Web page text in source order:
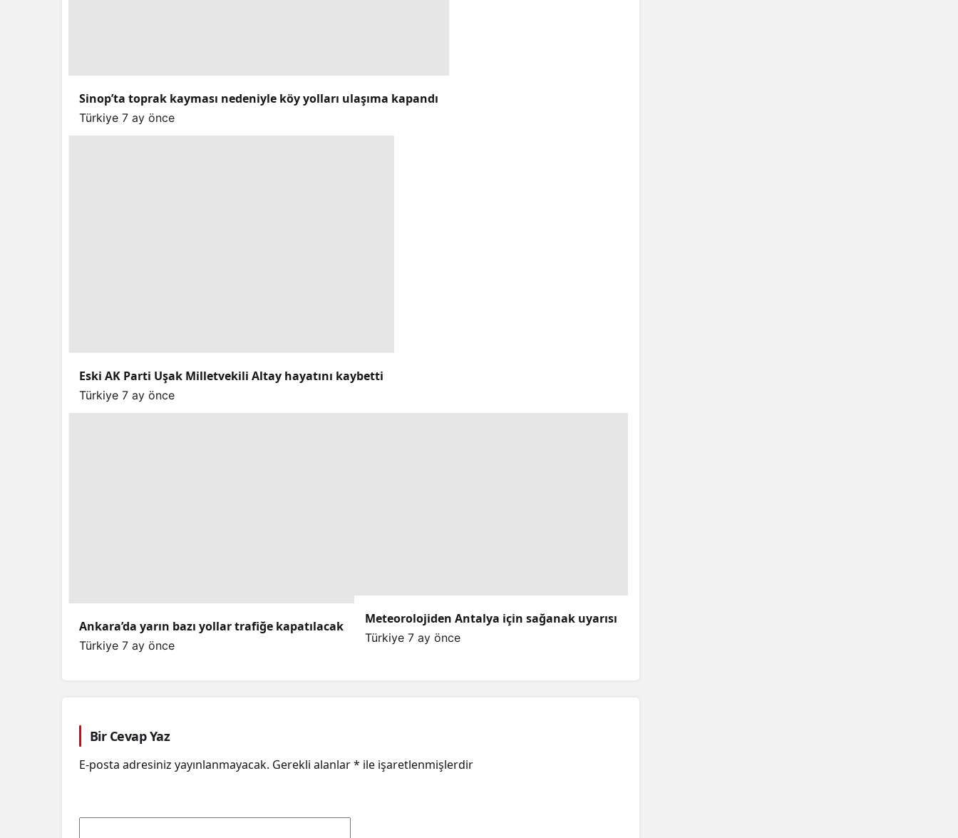
Sinop’ta toprak kayması nedeniyle köy yolları ulaşıma kapandı
Türkiye 7 ay önce
Eski AK Parti Uşak Milletvekili Altay hayatını kaybetti
Türkiye 7 ay önce
Ankara’da yarın bazı yollar trafiğe kapatılacak
Türkiye 7 ay önce
Meteorolojiden Antalya için sağanak uyarısı
Türkiye 7 ay önce
Bir Cevap Yaz
E-posta adresiniz yayınlanmayacak. Gerekli alanlar* ile işaretlenmişlerdir